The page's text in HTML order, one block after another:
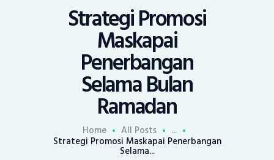
Strategi Promosi
Maskapai
Penerbangan
Selama Bulan
Ramadan
Home All Posts ...
Strategi Promosi Maskapai Penerbangan
Selama...